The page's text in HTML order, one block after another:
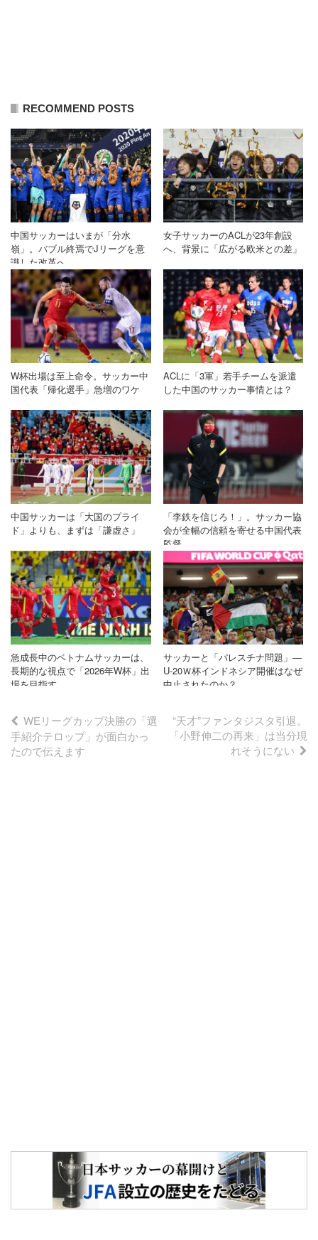
RECOMMEND POSTS
中国サッカーはいまが「分水
嶺」。バブル終焉でJリーグを意
識した改革へ
女子サッカーのACLが23年創設
へ、背景に「広がる欧米との差」
W杯出場は至上命令。サッカー中
国代表「帰化選手」急増のワケ
ACLに「3軍」若手チームを派遣
した中国のサッカー事情とは？
中国サッカーは「大国のプライ
ド」よりも、まずは「謙虚さ」
「李鉄を信じろ！」。サッカー協
会が全幅の信頼を寄せる中国代表
監督
急成長中のベトナムサッカーは、
長期的な視点で「2026年W杯」出
場を目指す
サッカーと「パレスチナ問題」―
U-20Ｗ杯インドネシア開催はなぜ
中止されたのか？
投
稿
WEリーグカップ決勝の「選
手紹介テロップ」が面白かっ
たので伝えます
“天才”ファンタジスタ引退。
「小野伸二の再来」は当分現
れそうにない